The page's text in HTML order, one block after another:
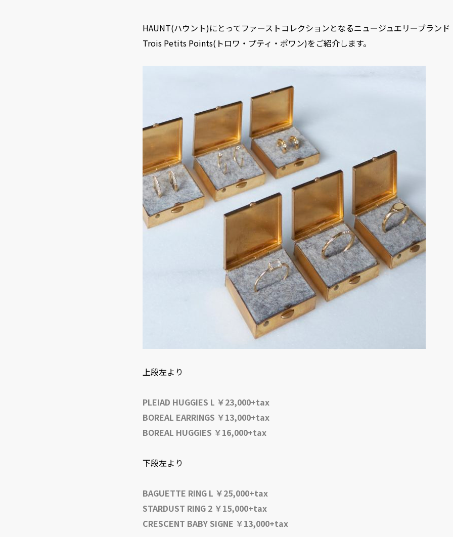
HAUNT(ハウント)にとってファーストコレクションとなるニュージュエリーブランド
Trois Petits Points(トロワ・プティ・ポワン)をご紹介します。
上段左より
PLEIAD HUGGIES L ￥23,000+tax
BOREAL EARRINGS ￥13,000+tax
BOREAL HUGGIES ￥16,000+tax
下段左より
BAGUETTE RING L ￥25,000+tax
STARDUST RING 2 ￥15,000+tax
CRESCENT BABY SIGNE ￥13,000+tax